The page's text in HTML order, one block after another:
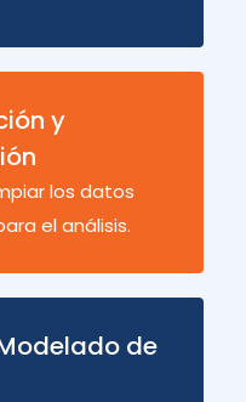
y
los datos
el análisis.
de